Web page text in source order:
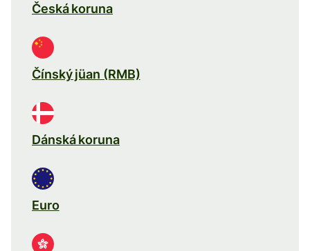
Česká koruna
Čínský jüan (RMB)
Dánská koruna
Euro